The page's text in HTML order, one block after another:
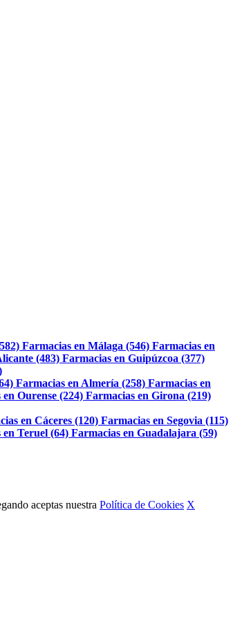
Farmacias en Málaga (546) Farmacias en
(483) Farmacias en Guipúzcoa (377)
Farmacias en Almería (258) Farmacias en
Ourense (224) Farmacias en Girona (219)
en Cáceres (120) Farmacias en Segovia (115)
en Teruel (64) Farmacias en Guadalajara (59)
aceptas nuestra Política de Cookies X